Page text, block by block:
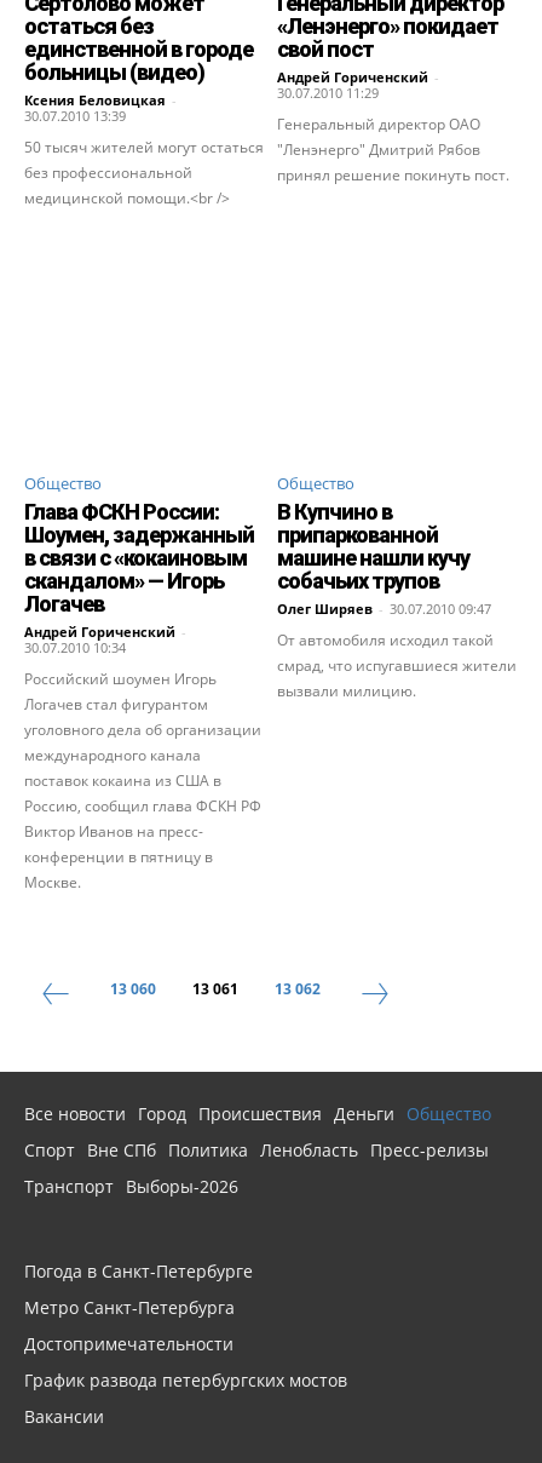
остаться без
единственной в городе
больницы (видео)
Ксения Беловицкая -
30.07.2010 13:39
50 тысяч жителей могут остаться
без профессиональной
медицинской помощи.<br />
«Ленэнерго» покидает
свой пост
Андрей Гориченcкий -
30.07.2010 11:29
Генеральный директор ОАО
"Ленэнерго" Дмитрий Рябов
принял решение покинуть пост.
Общество
Глава ФСКН России:
Шоумен, задержанный
в связи с «кокаиновым
скандалом» — Игорь
Логачев
Андрей Гориченcкий -
30.07.2010 10:34
Российский шоумен Игорь
Логачев стал фигурантом
уголовного дела об организации
международного канала
поставок кокаина из США в
Россию, сообщил глава ФСКН РФ
Виктор Иванов на пресс-
конференции в пятницу в
Москве.
Общество
В Купчино в
припаркованной
машине нашли кучу
собачьих трупов
Олег Ширяев - 30.07.2010 09:47
От автомобиля исходил такой
смрад, что испугавшиеся жители
вызвали милицию.
13 060 13 061 13 062
Все новости Город Происшествия Деньги
Общество
Спорт Вне СПб Политика Ленобласть Пресс-релизы
Транспорт Выборы-2026
Погода в Санкт-Петербурге
Метро Санкт-Петербурга
Достопримечательности
График развода петербургских мостов
Вакансии